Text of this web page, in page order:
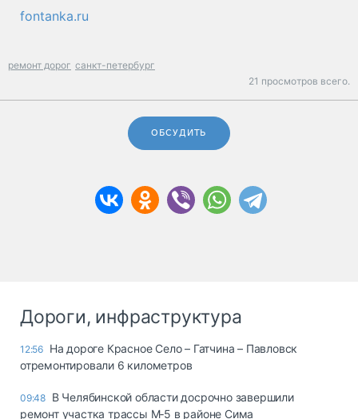
fontanka.ru
ремонт дорог санкт-петербург
21 просмотров всего.
ОБСУДИТЬ
Дороги, инфраструктура
12:56 На дороге Красное Село – Гатчина – Павловск
отремонтировали 6 километров
09:48 В Челябинской области досрочно завершили
ремонт участка трассы М‑5 в районе Сима